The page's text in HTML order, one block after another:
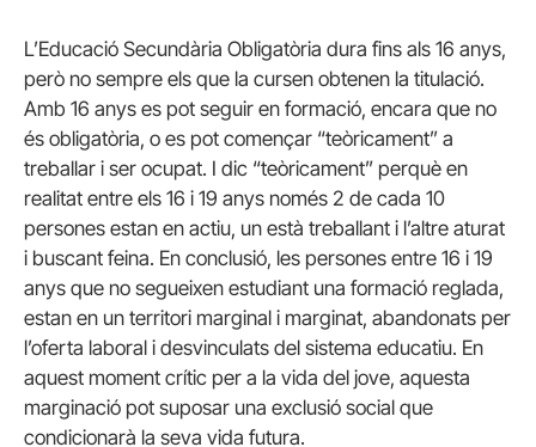
L’Educació Secundària Obligatòria dura fins als 16 anys,
però no sempre els que la cursen obtenen la titulació.
Amb 16 anys es pot seguir en formació, encara que no
és obligatòria, o es pot començar “teòricament” a
treballar i ser ocupat. I dic “teòricament” perquè en
realitat entre els 16 i 19 anys només 2 de cada 10
persones estan en actiu, un està treballant i l’altre aturat
i buscant feina. En conclusió, les persones entre 16 i 19
anys que no segueixen estudiant una formació reglada,
estan en un territori marginal i marginat, abandonats per
l’oferta laboral i desvinculats del sistema educatiu. En
aquest moment crític per a la vida del jove, aquesta
marginació pot suposar una exclusió social que
condicionarà la seva vida futura.